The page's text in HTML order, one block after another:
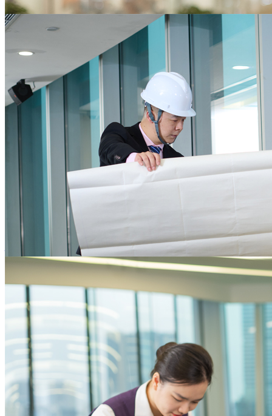
为企业核心业务发展保驾护航
提供一站式的行政后勤服务，降低后勤运营资
本，增进员工满意度
为企业聚焦核心业务提供全方位支撑
大型企业